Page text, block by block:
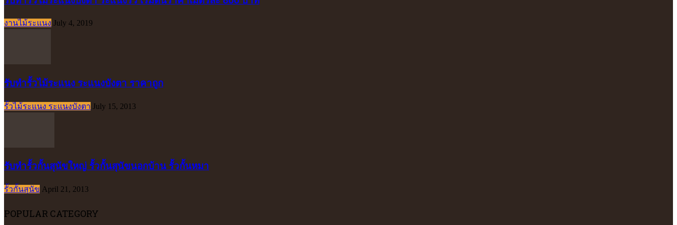
งานไม้ระแนง July 4, 2019
รับทำรั้วไม้ระแนง ระแนงบังตา ราคาถูก
รั้วไม้ระแนง ระแนงบังตา July 15, 2013
รับทำรั้วกั้นสุนัขใหญ่ รั้วกั้นสุนัขนอกบ้าน รั้วกั้นหมา
รั้วกั้นสุนัข April 21, 2013
POPULAR CATEGORY